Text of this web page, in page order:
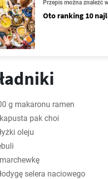
Przepis można znaleźć
Oto ranking 10
g makaronu ramen
kapusta pak choi
łyżki oleju
marchewkę
łodygę selera naciowego